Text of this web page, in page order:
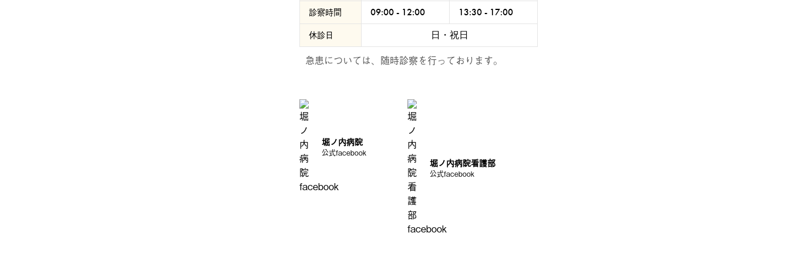
診察時間 09:00 - 12:00
13:30 - 17:00
休診日
日・祝日
急患については、随時診察を行っております。
堀ノ内病院
公式facebook
堀ノ内病院看護部
公式facebook